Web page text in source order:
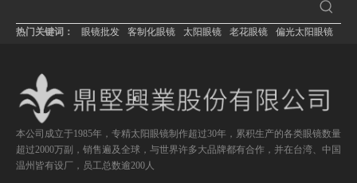
热门关键词： 眼镜批发 客制化眼镜 太阳眼镜 老花眼镜 偏光太阳眼镜
本公司成立于1985年，专精太阳眼镜制作超过30年，累积生产的各类眼镜数量
超过2000万副，销售遍及全球，与世界许多大品牌都有合作，并在台湾、中国
温州皆有设厂，员工总数逾200人